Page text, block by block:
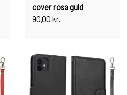
cover rosa guld
90,00 kr.